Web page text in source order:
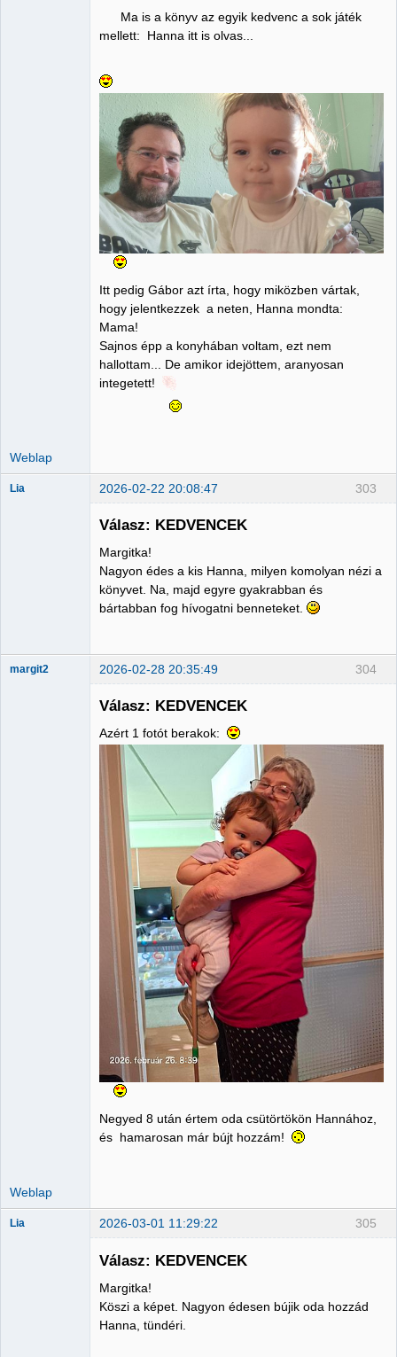
Ma is a könyv az egyik kedvenc a sok játék
mellett: Hanna itt is olvas...
Itt pedig Gábor azt írta, hogy miközben vártak,
hogy jelentkezzek a neten, Hanna mondta:
Mama!
Sajnos épp a konyhában voltam, ezt nem
hallottam... De amikor idejöttem, aranyosan
integetett!
Weblap
303
Lia 2026-02-22 20:08:47
Válasz: KEDVENCEK
Margitka!
Nagyon édes a kis Hanna, milyen komolyan nézi a
könyvet. Na, majd egyre gyakrabban és
bártabban fog hívogatni benneteket.
304
margit2 2026-02-28 20:35:49
Válasz: KEDVENCEK
Azért 1 fotót berakok:
Negyed 8 után értem oda csütörtökön Hannához,
és hamarosan már bújt hozzám!
Weblap
305
Lia 2026-03-01 11:29:22
Válasz: KEDVENCEK
Margitka!
Köszi a képet. Nagyon édesen bújik oda hozzád
Hanna, tündéri.